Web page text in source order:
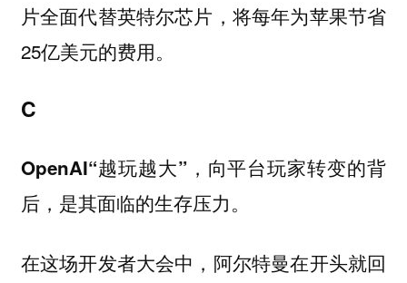
片全面代替英特尔芯片，将每年为苹果节省
25亿美元的费用。
C
OpenAI“越玩越大”，向平台玩家转变的背
后，是其面临的生存压力。
在这场开发者大会中，阿尔特曼在开头就回